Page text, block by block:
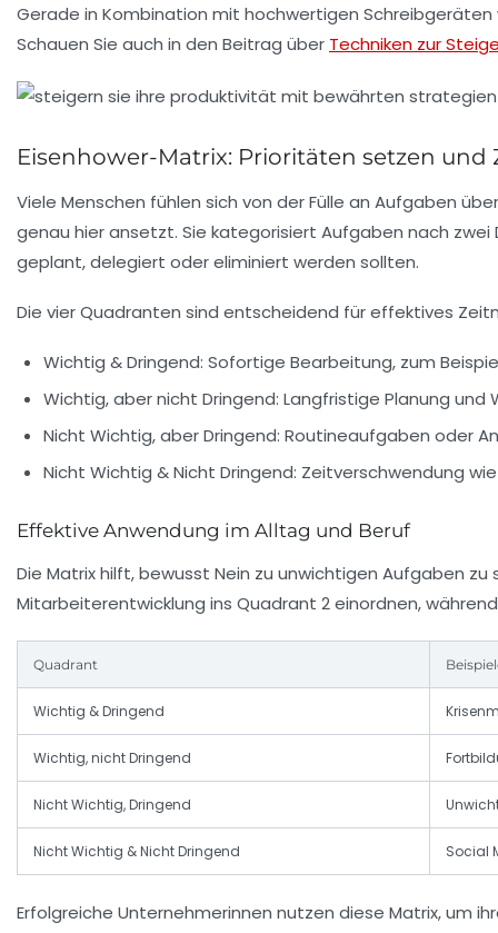
Gerade in Kombination mit hochwertigen
Schauen Sie auch in den Beitrag über Techniken zur
Eisenhower-Matrix: Prioritäten setzen
Viele Menschen fühlen sich von der Fülle an Aufgaben
genau hier ansetzt. Sie kategorisiert Aufgaben nach
geplant, delegiert oder eliminiert werden sollten.
Die vier Quadranten sind entscheidend für effektives
Wichtig & Dringend: Sofortige Bearbeitung, zum
Wichtig, aber nicht Dringend: Langfristige Planung
Nicht Wichtig, aber Dringend: Routineaufgaben oder
Nicht Wichtig & Nicht Dringend: Zeitverschwendung
Effektive Anwendung im Alltag und Beruf
Die Matrix hilft, bewusst Nein zu unwichtigen Aufgaben
Mitarbeiterentwicklung ins Quadrant 2 einordnen,
Quadrant
Wichtig & Dringend
Wichtig, nicht Dringend
Nicht Wichtig, Dringend
Nicht Wichtig & Nicht Dringend Social
Erfolgreiche Unternehmerinnen nutzen diese Matrix, um